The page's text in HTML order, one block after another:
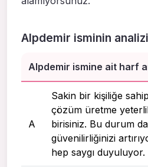
Alpdemir isminin analizi
Alpdemir ismine ait harf
A
Sakin bir kişiliğe
çözüm üretme
birisiniz. Bu durum
güvenilirliğinizi
hep saygı duyuluyor.